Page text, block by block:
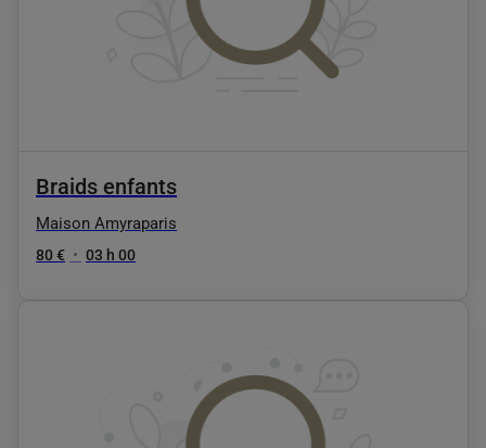
Braids enfants
Maison Amyraparis
80 € • 03 h 00